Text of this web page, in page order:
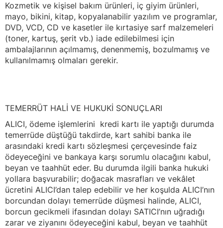
Kozmetik ve kişisel bakım ürünleri, iç giyim ürünleri,
mayo, bikini, kitap, kopyalanabilir yazılım ve programlar,
DVD, VCD, CD ve kasetler ile kırtasiye sarf malzemeleri
(toner, kartuş, şerit vb.) iade edilebilmesi için
ambalajlarının açılmamış, denenmemiş, bozulmamış ve
kullanılmamış olmaları gerekir.
TEMERRÜT HALİ VE HUKUKİ SONUÇLARI
ALICI, ödeme işlemlerini kredi kartı ile yaptığı durumda
temerrüde düştüğü takdirde, kart sahibi banka ile
arasındaki kredi kartı sözleşmesi çerçevesinde faiz
ödeyeceğini ve bankaya karşı sorumlu olacağını kabul,
beyan ve taahhüt eder. Bu durumda ilgili banka hukuki
yollara başvurabilir; doğacak masrafları ve vekâlet
ücretini ALICI’dan talep edebilir ve her koşulda ALICI’nın
borcundan dolayı temerrüde düşmesi halinde, ALICI,
borcun gecikmeli ifasından dolayı SATICI’nın uğradığı
zarar ve ziyanını ödeyeceğini kabul, beyan ve taahhüt